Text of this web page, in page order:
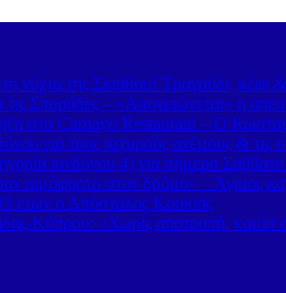
νύχτα της Σκιάθου! Τραγούδι, κέφι
Σποράδες – «Απογειώνεται» η
στο Carnayo Restaurant – Ο
για τους ισχυρούς ανέμους & τις
κινδύνου 4) για σήμερα
αιμόφυρτο στον δρόμο» – Άγριος
ετών ο Απόστολος Κουκιάς
Κύπρου: «Χωρίς αποτροπή, καμία